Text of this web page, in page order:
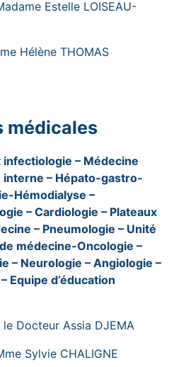
Estelle LOISEAU-
Hélène THOMAS
médicales
– Médecine
– Hépato-gastro-
Hémodialyse –
– Cardiologie – Plateaux
– Pneumologie – Unité
médecine-Oncologie –
– Neurologie – Angiologie –
Equipe d’éducation
Docteur Assia DJEMA
Sylvie CHALIGNE